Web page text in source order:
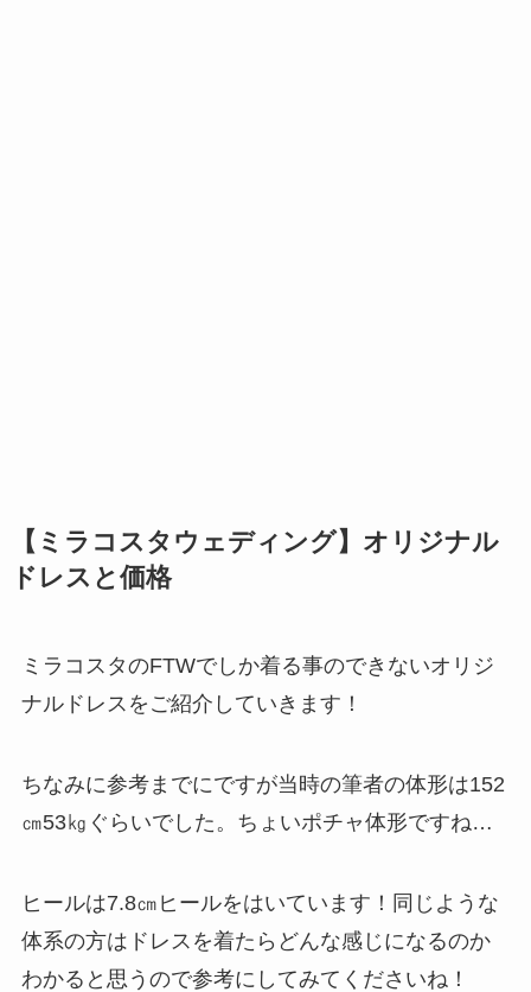
【ミラコスタウェディング】オリジナル
ドレスと価格
ミラコスタのFTWでしか着る事のできないオリジ
ナルドレスをご紹介していきます！
ちなみに参考までにですが当時の筆者の体形は152
㎝53㎏ぐらいでした。ちょいポチャ体形ですね…
ヒールは7.8㎝ヒールをはいています！同じような
体系の方はドレスを着たらどんな感じになるのか
わかると思うので参考にしてみてくださいね！